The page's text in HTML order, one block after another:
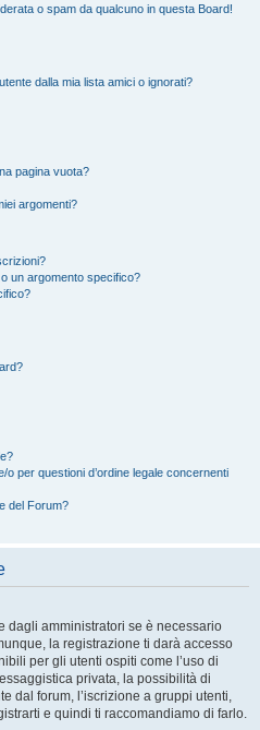
o spam da qualcuno in questa Board!
dalla mia lista amici o ignorati?
pagina vuota?
argomenti?
un argomento specifico?
per questioni d’ordine legale concernenti
del Forum?
dagli amministratori se è necessario
la registrazione ti darà accesso
per gli utenti ospiti come l’uso di
privata, la possibilità di
dal forum, l’iscrizione a gruppi utenti,
e quindi ti raccomandiamo di farlo.